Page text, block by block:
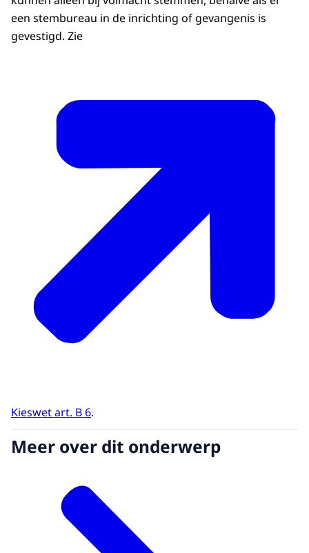
een stembureau in de inrichting of gevangenis is
gevestigd. Zie
Kieswet art. B 6.
Meer over dit onderwerp